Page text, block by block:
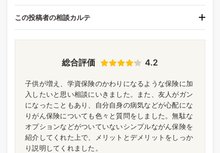
この投稿者の相談カルテ
総合評価 4.2
子供が増え、学資保険のかわりになるような保険に加
入したいと思い相談にいきました。また、友人がガン
になったこともあり、自分自身の病気などが心配にな
りがん保険についても色々と質問をしました。無駄な
オプションなどがついていないシンプルながん保険を
紹介してくれた上で、メリットとデメリットをしっか
り説明してくれました。